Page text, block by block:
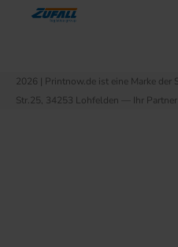
2026 | Printnow.de ist eine Marke der
Str.25, 34253 Lohfelden — Ihr